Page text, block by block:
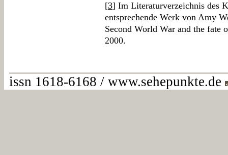
[3] Im Literaturverzeichnis des
entsprechende Werk von Amy
Second World War and the fate
2000.
issn 1618-6168 / www.sehepunkte.de